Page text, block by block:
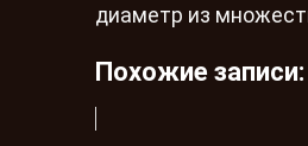
диаметр из
Похожие записи: